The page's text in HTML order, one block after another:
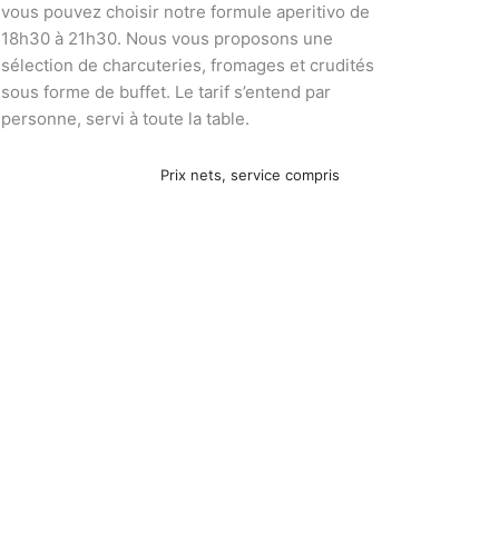
vous pouvez choisir notre formule aperitivo de
18h30 à 21h30. Nous vous proposons une
sélection de charcuteries, fromages et crudités
sous forme de buffet. Le tarif s’entend par
personne, servi à toute la table.
Prix nets, service compris